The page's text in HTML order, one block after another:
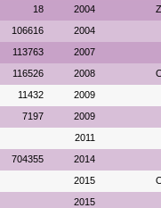
18 2004
106616 2004
113763 2007
116526 2008
11432 2009
7197 2009
2011
704355 2014
2015
2015